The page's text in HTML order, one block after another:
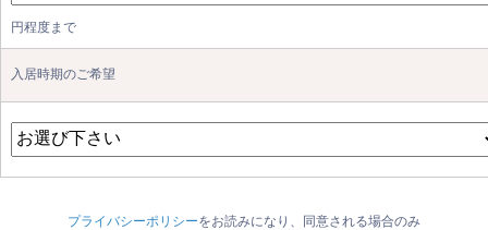
円程度まで
入居時期のご希望
プライバシーポリシーをお読みになり、同意される場合のみ